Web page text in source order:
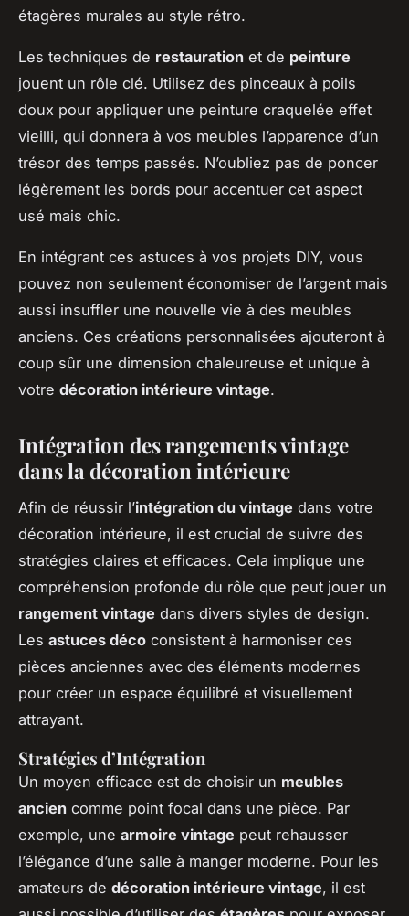
étagères murales au style rétro.
Les techniques de restauration et de peinture
jouent un rôle clé. Utilisez des pinceaux à poils
doux pour appliquer une peinture craquelée effet
vieilli, qui donnera à vos meubles l’apparence d’un
trésor des temps passés. N’oubliez pas de poncer
légèrement les bords pour accentuer cet aspect
usé mais chic.
En intégrant ces astuces à vos projets DIY, vous
pouvez non seulement économiser de l’argent mais
aussi insuffler une nouvelle vie à des meubles
anciens. Ces créations personnalisées ajouteront à
coup sûr une dimension chaleureuse et unique à
votre décoration intérieure vintage.
Intégration des rangements vintage
dans la décoration intérieure
Afin de réussir l’intégration du vintage dans votre
décoration intérieure, il est crucial de suivre des
stratégies claires et efficaces. Cela implique une
compréhension profonde du rôle que peut jouer un
rangement vintage dans divers styles de design.
Les astuces déco consistent à harmoniser ces
pièces anciennes avec des éléments modernes
pour créer un espace équilibré et visuellement
attrayant.
Stratégies d’Intégration
Un moyen efficace est de choisir un meubles
ancien comme point focal dans une pièce. Par
exemple, une armoire vintage peut rehausser
l’élégance d’une salle à manger moderne. Pour les
amateurs de décoration intérieure vintage, il est